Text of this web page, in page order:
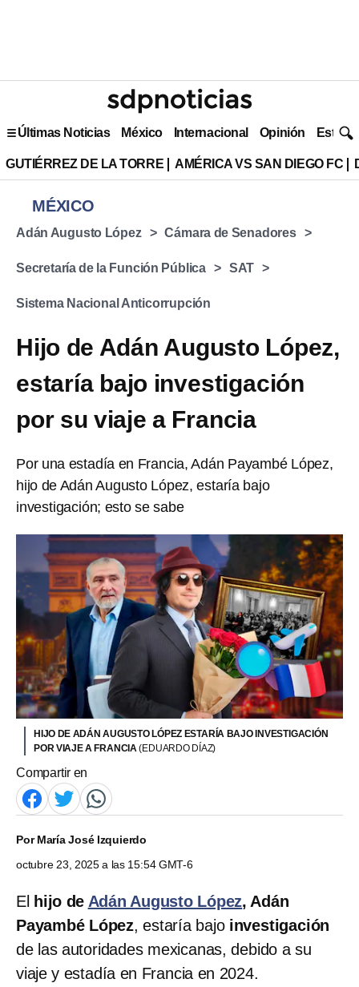
Últimas Noticias México Internacional Opinión Estilo
GUTIÉRREZ DE LA TORRE AMÉRICA VS SAN DIEGO FC
MÉXICO
Adán Augusto López Cámara de Senadores
Secretaría de la Función Pública SAT
Sistema Nacional Anticorrupción
Hijo de Adán Augusto López,
estaría bajo investigación
por su viaje a Francia
Por una estadía en Francia, Adán Payambé López,
hijo de Adán Augusto López, estaría bajo
investigación; esto se sabe
HIJO DE ADÁN AUGUSTO LÓPEZ ESTARÍA BAJO INVESTIGACIÓN
POR VIAJE A FRANCIA(EDUARDO DÍAZ)
Compartir en
PorMaría José Izquierdo
octubre 23, 2025 a las 15:54 GMT-6
El hijo de Adán Augusto López, Adán
Payambé López, estaría bajo investigación
de las autoridades mexicanas, debido a su
viaje y estadía en Francia en 2024.